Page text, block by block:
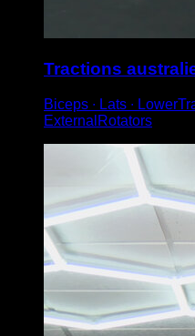
Tractions
Biceps ∙ Lats ∙
ExternalRotators